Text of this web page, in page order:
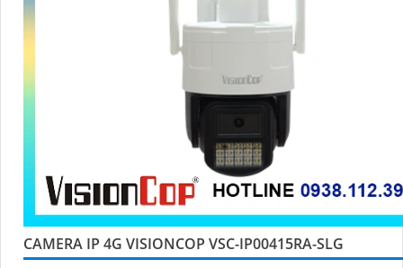
CAMERA IP 4G VISIONCOP VSC-IP00415RA-SLG